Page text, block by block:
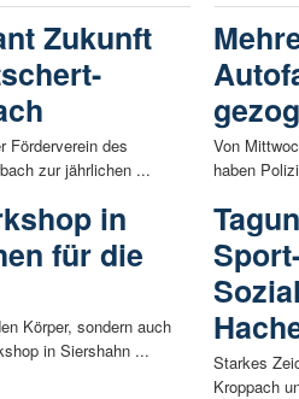
Zukunft
Förderverein des
zur jährlichen ...
in
für die
Körper, sondern auch
in Siershahn ...
Von
haben
Starkes
Kroppach